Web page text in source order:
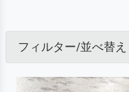
フィルター/並べ替え